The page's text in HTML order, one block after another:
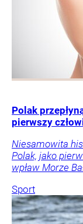
Polak
pierwszy
Niesamowita
Polak, jako
wpław Morze
Sport